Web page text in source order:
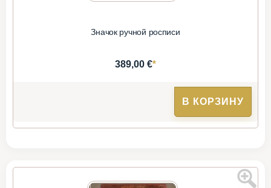
Значок ручной росписи
389,00 €*
В КОРЗИНУ